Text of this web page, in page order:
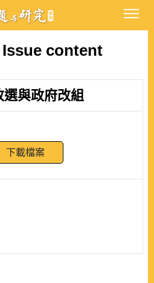
Issue content
與政府改組
下載檔案